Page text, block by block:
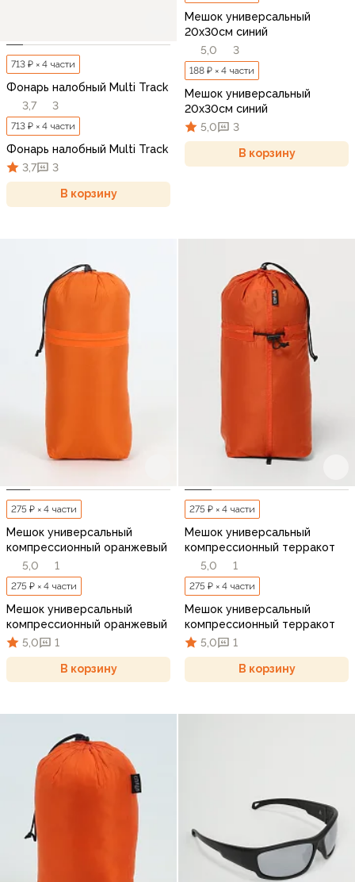
713 ₽ × 4 части
Фонарь налобный Multi Track
3,7
3
713 ₽ × 4 части
Фонарь налобный Multi Track
3,7
3
В корзину
Мешок универсальный
20х30см синий
5,0
3
188 ₽ × 4 части
Мешок универсальный
20х30см синий
5,0
3
В корзину
275 ₽ × 4 части
Мешок универсальный
компрессионный оранжевый
5,0
1
275 ₽ × 4 части
Мешок универсальный
компрессионный оранжевый
5,0
1
В корзину
275 ₽ × 4 части
Мешок универсальный
компрессионный терракот
5,0
1
275 ₽ × 4 части
Мешок универсальный
компрессионный терракот
5,0
1
В корзину